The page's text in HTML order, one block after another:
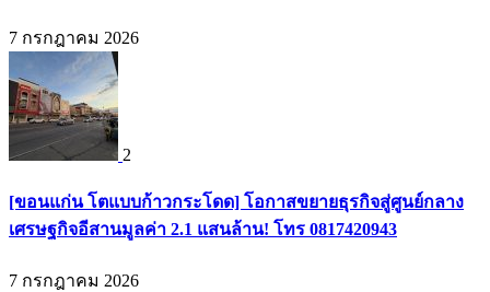
7 กรกฎาคม 2026
2
[ขอนแก่น โตแบบก้าวกระโดด] โอกาสขยายธุรกิจสู่ศูนย์กลาง
เศรษฐกิจอีสานมูลค่า 2.1 แสนล้าน! โทร 0817420943
7 กรกฎาคม 2026